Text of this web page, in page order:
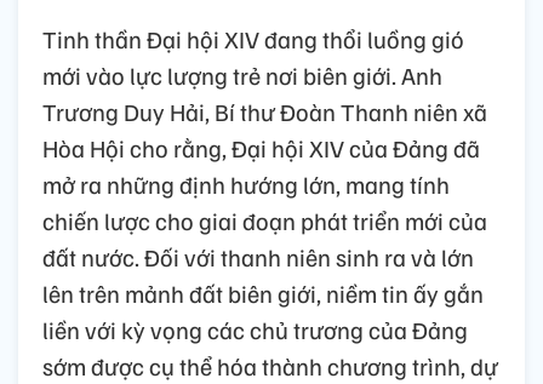
Tinh thần Đại hội XIV đang thổi luồng gió
mới vào lực lượng trẻ nơi biên giới. Anh
Trương Duy Hải, Bí thư Đoàn Thanh niên xã
Hòa Hội cho rằng, Đại hội XIV của Đảng đã
mở ra những định hướng lớn, mang tính
chiến lược cho giai đoạn phát triển mới của
đất nước. Đối với thanh niên sinh ra và lớn
lên trên mảnh đất biên giới, niềm tin ấy gắn
liền với kỳ vọng các chủ trương của Đảng
sớm được cụ thể hóa thành chương trình, dự